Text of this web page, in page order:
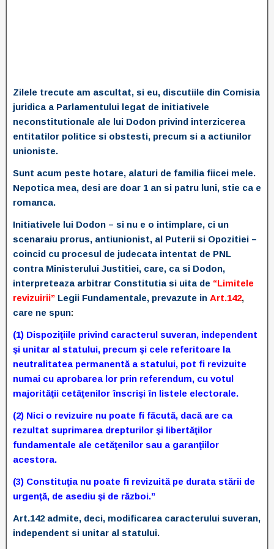
Zilele trecute am ascultat, si eu, discutiile din Comisia
juridica a Parlamentului legat de initiativele
neconstitutionale ale lui Dodon privind interzicerea
entitatilor politice si obstesti, precum si a actiunilor
unioniste.
Sunt acum peste hotare, alaturi de familia fiicei mele.
Nepotica mea, desi are doar 1 an si patru luni, stie ca e
romanca.
Initiativele lui Dodon – si nu e o intimplare, ci un
scenaraiu prorus, antiunionist, al Puterii si Opozitiei –
coincid cu procesul de judecata intentat de PNL
contra Ministerului Justitiei, care, ca si Dodon,
interpreteaza arbitrar Constitutia si uita de “Limitele
revizuirii” Legii Fundamentale, prevazute in Art.142,
care ne spun:
(1) Dispoziţiile privind caracterul suveran, independent
şi unitar al statului, precum şi cele referitoare la
neutralitatea permanentă a statului, pot fi revizuite
numai cu aprobarea lor prin referendum, cu votul
majorităţii cetăţenilor înscrişi în listele electorale.
(2) Nici o revizuire nu poate fi făcută, dacă are ca
rezultat suprimarea drepturilor şi libertăţilor
fundamentale ale cetăţenilor sau a garanţiilor
acestora.
(3) Constituţia nu poate fi revizuită pe durata stării de
urgenţă, de asediu şi de război.”
Art.142 admite, deci, modificarea caracterului suveran,
independent si unitar al statului.